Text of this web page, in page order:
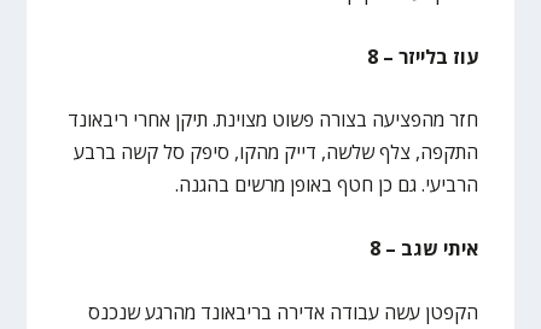
עוז בלייזר – 8
חזר מהפציעה בצורה פשוט מצוינת. תיקן אחרי ריבאונד
התקפה, צלף שלשה, דייק מהקו, סיפק סל קשה ברבע
הרביעי. גם כן חטף באופן מרשים בהגנה.
איתי שגב – 8
הקפטן עשה עבודה אדירה בריבאונד מהרגע שנכנס